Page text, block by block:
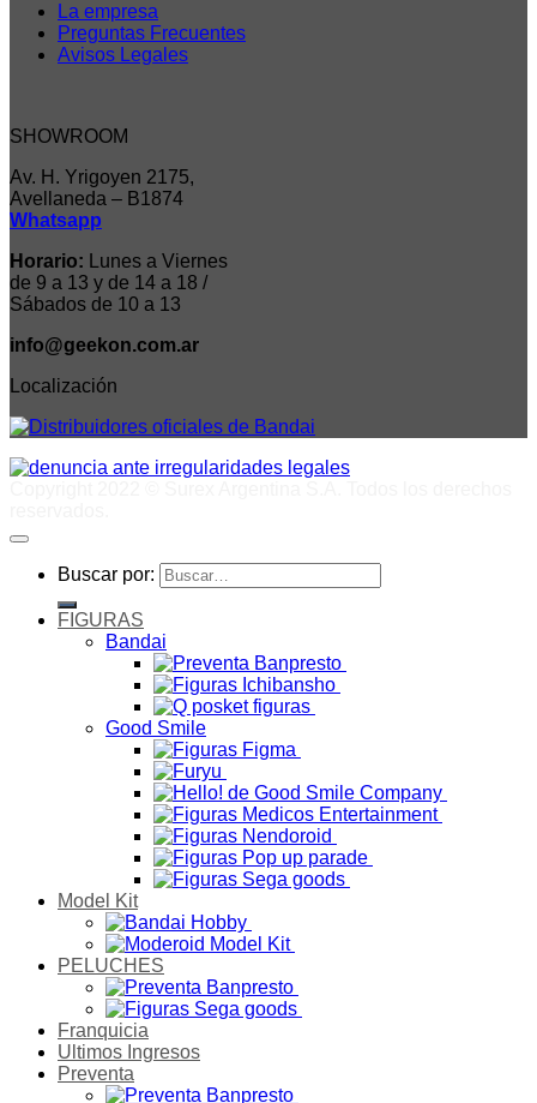
La empresa
Preguntas Frecuentes
Avisos Legales
SHOWROOM
Av. H. Yrigoyen 2175,
Avellaneda – B1874
Whatsapp
Horario: Lunes a Viernes
de 9 a 13 y de 14 a 18 /
Sábados de 10 a 13
info@geekon.com.ar
Localización
Buscar por:
FIGURAS
Bandai
Good Smile
Model Kit
PELUCHES
Franquicia
Ultimos Ingresos
Preventa